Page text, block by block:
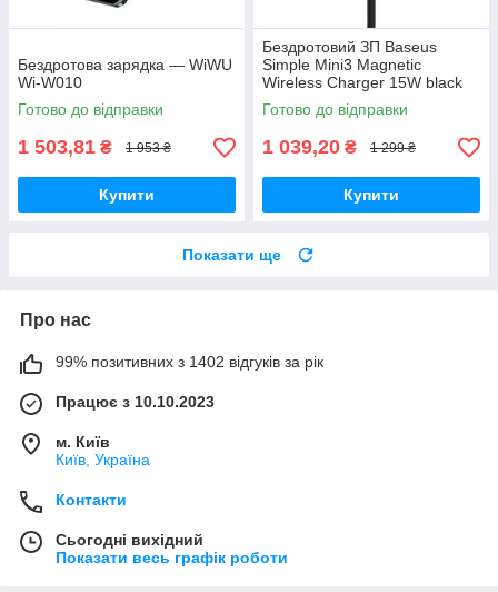
Бездротова зарядка — WiWU
Wi-W010
Готово до відправки
1 503,81 ₴ 1 953 ₴
Купити
Бездротовий ЗП Baseus
Simple Mini3 Magnetic
Wireless Charger 15W black
Готово до відправки
1 039,20 ₴ 1 299 ₴
Купити
Показати ще
Про нас
99% позитивних з 1402 відгуків за рік
Працює з 10.10.2023
м. Київ
Київ, Україна
Контакти
Сьогодні вихідний
Показати весь графік роботи